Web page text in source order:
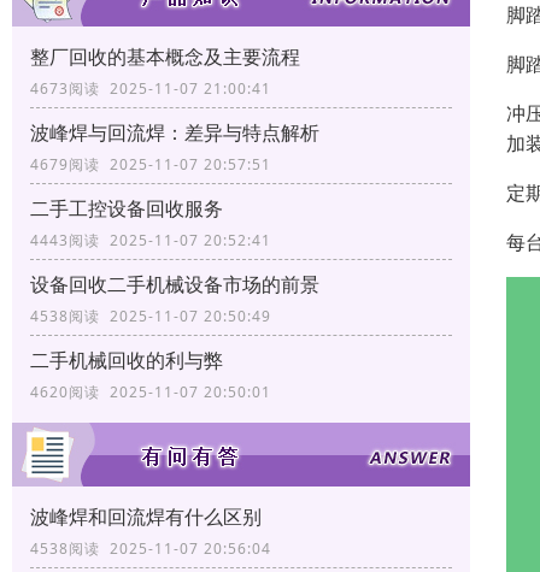
整厂回收的基本概念及主要流程
4673阅读 2025-11-07 21:00:41
波峰焊与回流焊：差异与特点解析
4679阅读 2025-11-07 20:57:51
二手工控设备回收服务
4443阅读 2025-11-07 20:52:41
设备回收二手机械设备市场的前景
4538阅读 2025-11-07 20:50:49
二手机械回收的利与弊
4620阅读 2025-11-07 20:50:01
波峰焊和回流焊有什么区别
4538阅读 2025-11-07 20:56:04
脚
脚
冲
加
定
每